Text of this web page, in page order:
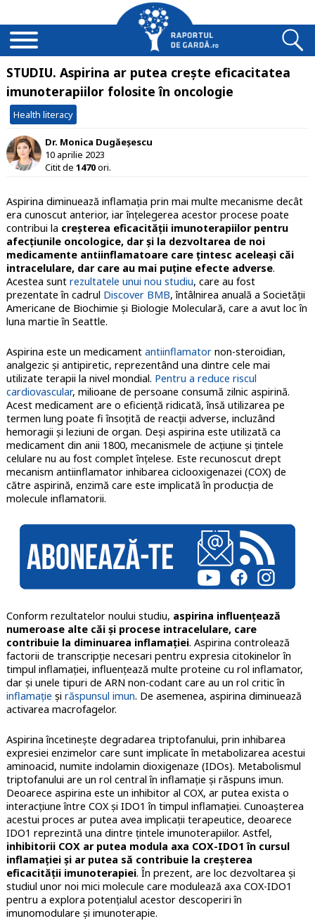
STUDIU. Aspirina ar putea crește eficacitatea
imunoterapiilor folosite în oncologie
Health literacy
Dr. Monica Dugăeșescu
10 aprilie 2023
Citit de 1470ori.
Aspirina diminuează inflamaţia prin mai multe mecanisme decât
era cunoscut anterior, iar înţelegerea acestor procese poate
contribui la creşterea eficacităţii imunoterapiilor pentru
afecţiunile oncologice, dar şi la dezvoltarea de noi
medicamente antiinflamatoare care ţintesc aceleaşi căi
intracelulare, dar care au mai puţine efecte adverse.
Acestea sunt rezultatele unui nou studiu, care au fost
prezentate în cadrul Discover BMB, întâlnirea anuală a Societății
Americane de Biochimie și Biologie Moleculară, care a avut loc în
luna martie în Seattle.
Aspirina este un medicament antiinflamatornon-steroidian,
analgezic și antipiretic, reprezentând una dintre cele mai
utilizate terapii la nivel mondial. Pentru a reduce riscul
cardiovascular, milioane de persoane consumă zilnic aspirină.
Acest medicament are o eficiență ridicată, însă utilizarea pe
termen lung poate fi însoțită de reacții adverse, incluzând
hemoragii și leziuni de organ. Deși aspirina este utilizată ca
medicament din anii 1800, mecanismele de acțiune și țintele
celulare nu au fost complet înţelese. Este recunoscut drept
mecanism antiinflamator inhibarea ciclooxigenazei (COX) de
către aspirină, enzimă care este implicată în producția de
molecule inflamatorii.
Conform rezultatelor noului studiu, aspirina influenţează
numeroase alte căi şi procese intracelulare, care
contribuie la diminuarea inflamaţiei. Aspirina controlează
factorii de transcripţie necesari pentru expresia citokinelor în
timpul inflamaţiei, influenţează multe proteine cu rol inflamator,
dar şi unele tipuri de ARN non-codant care au un rol critic în
inflamaţie şi răspunsul imun. De asemenea, aspirina diminuează
activarea macrofagelor.
Aspirina încetineşte degradarea triptofanului, prin inhibarea
expresiei enzimelor care sunt implicate în metabolizarea acestui
aminoacid, numite indolamin dioxigenaze (IDOs). Metabolismul
triptofanului are un rol central în inflamaţie şi răspuns imun.
Deoarece aspirina este un inhibitor al COX, ar putea exista o
interacţiune între COX şi IDO1 în timpul inflamaţiei. Cunoaşterea
acestui proces ar putea avea implicaţii terapeutice, deoarece
IDO1 reprezintă una dintre ţintele imunoterapiilor. Astfel,
inhibitorii COX ar putea modula axa COX-IDO1 în cursul
inflamaţiei şi ar putea să contribuie la creşterea
eficacităţii imunoterapiei. În prezent, are loc dezvoltarea şi
studiul unor noi mici molecule care modulează axa COX-IDO1
pentru a explora potenţialul acestor descoperiri în
imunomodulare şi imunoterapie.